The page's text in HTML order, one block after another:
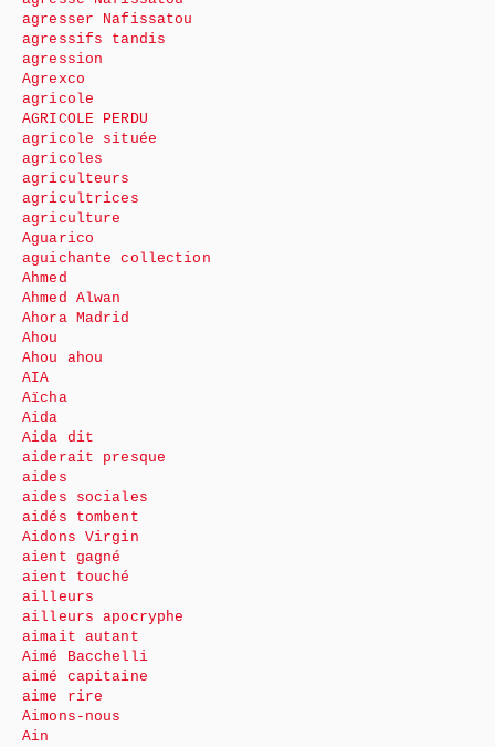
agresser Nafissatou
agressifs tandis
agression
Agrexco
agricole
AGRICOLE PERDU
agricole située
agricoles
agriculteurs
agricultrices
agriculture
Aguarico
aguichante collection
Ahmed
Ahmed Alwan
Ahora Madrid
Ahou
Ahou ahou
AIA
Aïcha
Aida
Aida dit
aiderait presque
aides
aides sociales
aidés tombent
Aidons Virgin
aient gagné
aient touché
ailleurs
ailleurs apocryphe
aimait autant
Aimé Bacchelli
aimé capitaine
aime rire
Aimons-nous
Ain